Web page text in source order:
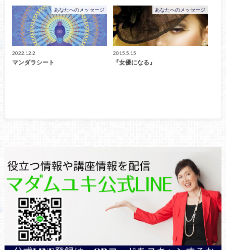
あなたへのメッセージ
2022.12.2
マンダラシート
あなたへのメッセージ
2015.5.15
『女優になる』